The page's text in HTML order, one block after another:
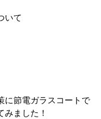
いて
に節電ガラスコートで
ました！